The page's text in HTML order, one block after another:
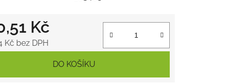
Kč
Kč bez DPH
DO KOŠÍKU